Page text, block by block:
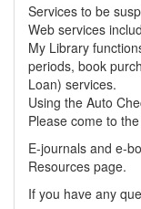
Services to be
Web services
My Library
periods, book
Loan) services.
Using the Auto
Please come to
E-journals and e-
Resources page.
If you have any